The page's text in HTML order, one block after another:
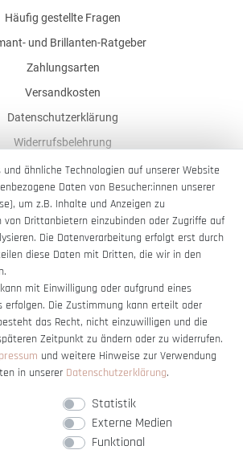
Häufig gestellte Fragen
und Brillanten-Ratgeber
Zahlungsarten
Versandkosten
Datenschutzerklärung
Widerrufsbelehrung
AGB
Impressum
Barrierefreiheitserklärung
Vertrag widerrufen
ähnliche Technologien auf unserer Website
Daten von Besucher:innen unserer
um z.B. Inhalte und Anzeigen zu
von Drittanbietern einzubinden oder Zugriffe auf
Die Datenverarbeitung erfolgt erst durch
diese Daten mit Dritten, die wir in den
mit Einwilligung oder aufgrund eines
erfolgen. Die Zustimmung kann erteilt oder
das Recht, nicht einzuwilligen und die
Zeitpunkt zu ändern oder zu widerrufen.
und weitere Hinweise zur Verwendung
in unserer Daten­schutz­erklärung.
Statistik
Externe Medien
Funktional